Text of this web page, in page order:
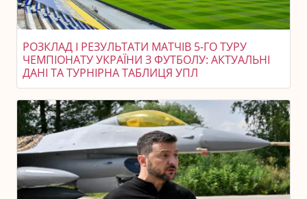
РОЗКЛАД І РЕЗУЛЬТАТИ МАТЧІВ 5-ГО ТУРУ
ЧЕМПІОНАТУ УКРАЇНИ З ФУТБОЛУ: АКТУАЛЬНІ
ДАНІ ТА ТУРНІРНА ТАБЛИЦЯ УПЛ